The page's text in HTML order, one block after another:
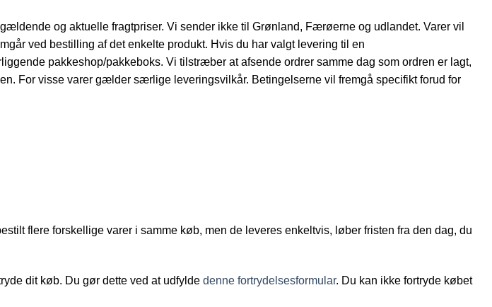
og aktuelle fragtpriser. Vi sender ikke til Grønland, Færøerne og udlandet. Varer vil
ved bestilling af det enkelte produkt. Hvis du har valgt levering til en
pakkeshop/pakkeboks. Vi tilstræber at afsende ordrer samme dag som ordren er lagt,
For visse varer gælder særlige leveringsvilkår. Betingelserne vil fremgå specifikt forud for
flere forskellige varer i samme køb, men de leveres enkeltvis, løber fristen fra den dag, du
dit køb. Du gør dette ved at udfylde denne fortrydelsesformular. Du kan ikke fortryde købet